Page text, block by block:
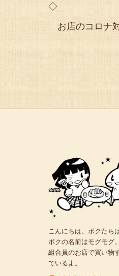
◇
お店のコロナ
こんにちは。ボクたち
ボクの名前はモグモグ
組合員のお店で買い物
ているよ。